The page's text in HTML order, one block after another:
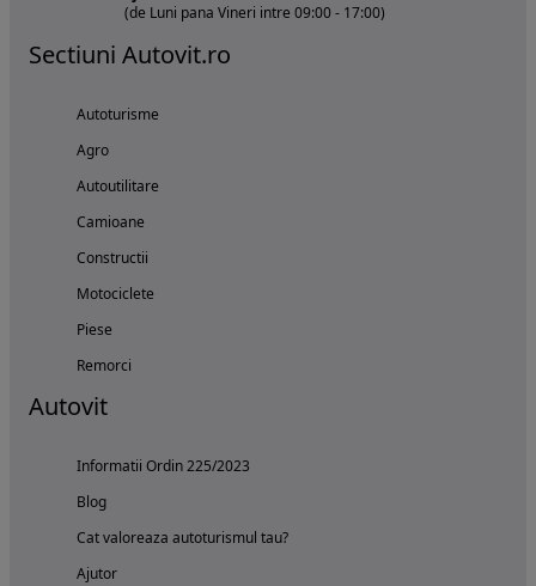
(de Luni pana Vineri intre 09:00 - 17:00)
Sectiuni Autovit.ro
Autoturisme
Agro
Autoutilitare
Camioane
Constructii
Motociclete
Piese
Remorci
Autovit
Informatii Ordin 225/2023
Blog
Cat valoreaza autoturismul tau?
Ajutor